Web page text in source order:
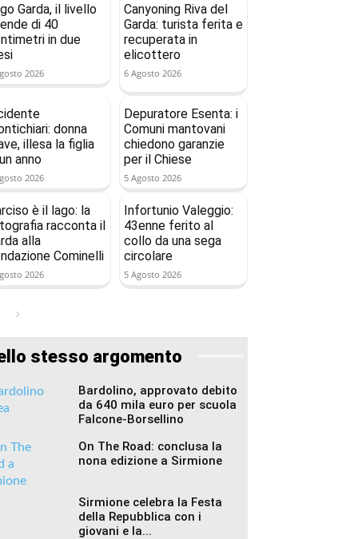
Garda, il livello
di 40
in due
2026
Canyoning Riva del
Garda: turista ferita e
recuperata in
elicottero
6 Agosto 2026
donna
illesa la figlia
anno
2026
Depuratore Esenta: i
Comuni mantovani
chiedono garanzie
per il Chiese
5 Agosto 2026
è il lago: la
racconta il
alla
Cominelli
2026
Infortunio Valeggio:
43enne ferito al
collo da una sega
circolare
5 Agosto 2026
stesso argomento
Bardolino, approvato debito
da 640 mila euro per scuola
Falcone-Borsellino
On The Road: conclusa la
nona edizione a Sirmione
Sirmione celebra la Festa
della Repubblica con i
giovani e la...